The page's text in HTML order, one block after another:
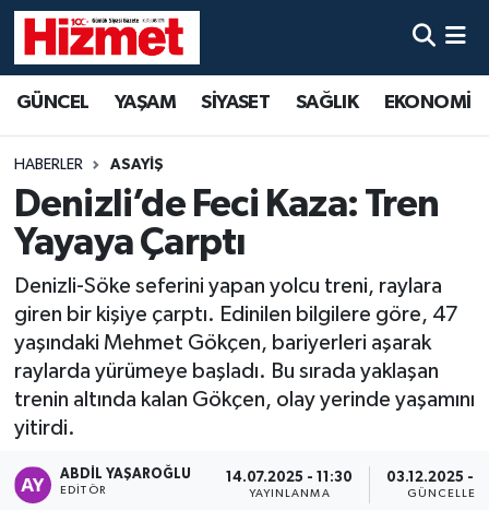
GÜNCEL YAŞAM SİYASET SAĞLIK EKONOMİ
HABERLER ASAYİŞ
Denizli’de Feci Kaza: Tren
Yayaya Çarptı
Denizli-Söke seferini yapan yolcu treni, raylara
giren bir kişiye çarptı. Edinilen bilgilere göre, 47
yaşındaki Mehmet Gökçen, bariyerleri aşarak
raylarda yürümeye başladı. Bu sırada yaklaşan
trenin altında kalan Gökçen, olay yerinde yaşamını
yitirdi.
ABDIL YAŞAROĞLU
EDITÖR
14.07.2025 - 11:30
YAYINLANMA
03.12.2025 -
YAŞAM
SİYASET
SAĞLIK
EKONOMİ
KÜLTÜR SANAT
SPOR
MAGAZİN
Denizli Hava Durumu
Denizli Trafik Yoğunluk Haritası
Süper Lig Puan Durumu ve Fikstür
Tüm Manşetler
Son Dakika Haberleri
Haber Arşivi